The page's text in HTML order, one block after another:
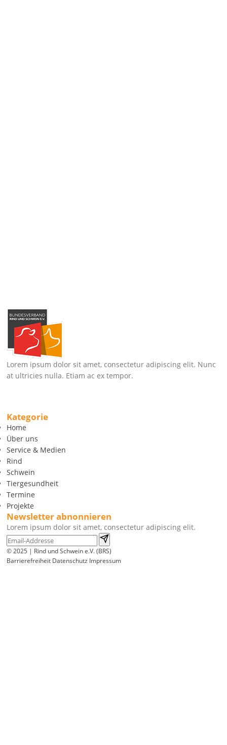
Lorem ipsum dolor sit amet, consectetur adipiscing elit. Nunc
at ultricies nulla. Etiam ac ex tempor.
Kategorie
Home
Über uns
Service & Medien
Rind
Schwein
Tiergesundheit
Termine
Projekte
Newsletter abnonnieren
Lorem ipsum dolor sit amet, consectetur adipiscing elit.
© 2025 | Rind und Schwein e.V. (BRS)
Barrierefreiheit Datenschutz Impressum